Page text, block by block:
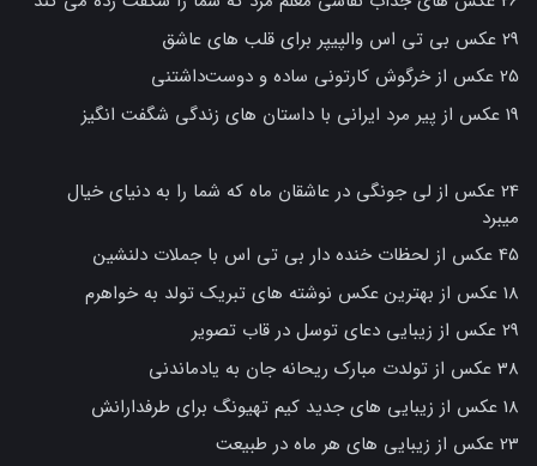
29 عکس بی تی اس والپیپر برای قلب های عاشق
25 عکس از خرگوش کارتونی ساده و دوست‌داشتنی
19 عکس از پیر مرد ایرانی با داستان های زندگی شگفت انگیز
24 عکس از لی جونگی در عاشقان ماه که شما را به دنیای خیال
میبرد
45 عکس از لحظات خنده دار بی تی اس با جملات دلنشین
18 عکس از بهترین عکس نوشته های تبریک تولد به خواهرم
29 عکس از زیبایی دعای توسل در قاب تصویر
38 عکس از تولدت مبارک ریحانه جان به یادماندنی
18 عکس از زیبایی های جدید کیم تهیونگ برای طرفدارانش
23 عکس از زیبایی های هر ماه در طبیعت